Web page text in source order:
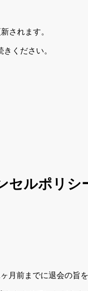
されます。
ください。
セルポリシ
月前までに退会の旨